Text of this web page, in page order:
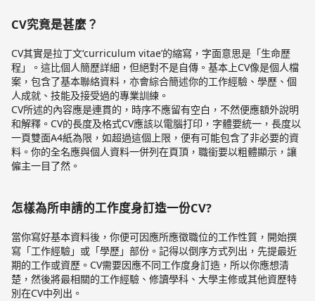
CV究竟是甚麼？
CV其實是拉丁文‘curriculum vitae’的縮寫，字面意思是「生命歷
程」。這比個人簡歷詳細，但絕對不是自傳。基本上CV像是個人檔
案，包含了基本聯絡資料，亦會綜合簡述你的工作經驗、學歷、個
人成就、技能及接受過的專業訓練。
CV所述的內容應是連貫的，時序不應留有空白，不然便應額外說明
和解釋。CV的長度及格式CV應該以電腦打印，字體要統一，長度以
一頁雙面A4紙為限，如超過這個上限，便有可能包含了非必要的資
料。你的全名應與個人資料一併列在頁頂，職銜要以粗體顯示，讓
僱主一目了然。
怎樣為所申請的工作度身訂造一份CV?
當你寫好基本資料後，你便可因應所應徵職位的工作性質，開始撰
寫「工作經驗」或「學歷」部份。記得以倒序方式列出，先提最近
期的工作或資歷。CV需要因應不同工作度身訂造，所以你應想清
楚，然後將最相關的工作經驗、修讀學科、大學主修或其他資歷特
別在CV中列出。